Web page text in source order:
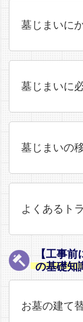
墓じまいに
墓じまいに
墓じまいの
よくあるト
【工事
の基礎知
お墓の建て